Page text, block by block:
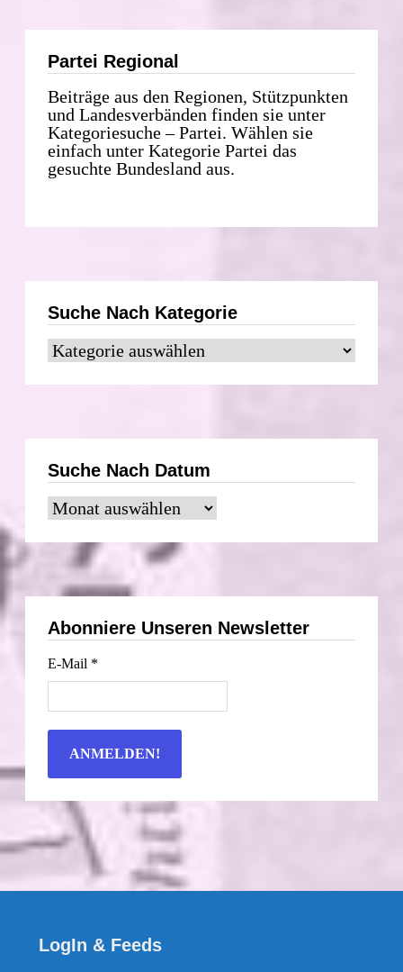
Partei Regional
Beiträge aus den Regionen, Stützpunkten
und Landesverbänden finden sie unter
Kategoriesuche – Partei. Wählen sie
einfach unter Kategorie Partei das
gesuchte Bundesland aus.
Suche Nach Kategorie
Suche
nach
Kategorie
Suche Nach Datum
Suche
nach
Datum
Abonniere Unseren Newsletter
E-Mail *
LogIn & Feeds